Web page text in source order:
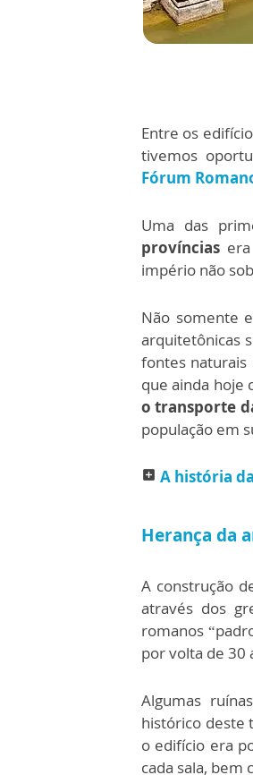
Entre os
tivemos
Fórum
Uma das
províncias
império não
Não somente
arquitetônicas
fontes naturais
que ainda hoje
o transporte
população em
add_box A história
Herança da
A construção
através dos
romanos
por volta de 30
Algumas
histórico deste
o edifício era
cada sala, bem